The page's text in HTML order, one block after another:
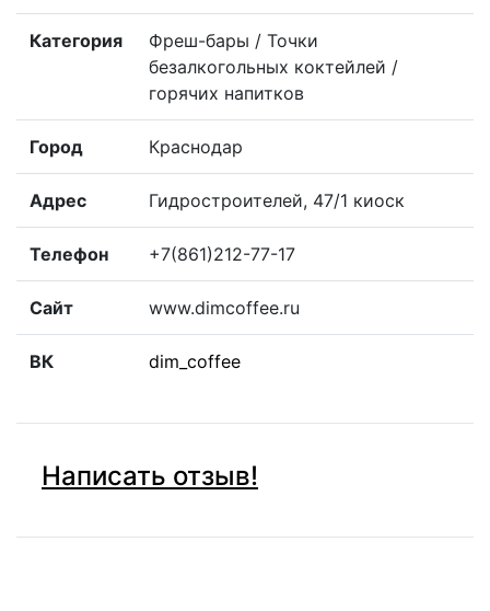
Категория
Фреш-бары / Точки
безалкогольных коктейлей /
горячих напитков
Город Краснодар
Адрес Гидростроителей, 47/1 киоск
Телефон +7(861)212-77-17
Сайт www.dimcoffee.ru
ВК dim_coffee
Написать отзыв!